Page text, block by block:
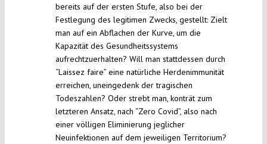
bereits auf der ersten Stufe, also bei der
Festlegung des legitimen Zwecks, gestellt: Zielt
man auf ein Abflachen der Kurve, um die
Kapazität des Gesundheitssystems
aufrechtzuerhalten? Will man stattdessen durch
“Laissez faire” eine natürliche Herdenimmunität
erreichen, uneingedenk der tragischen
Todeszahlen? Oder strebt man, konträt zum
letzteren Ansatz, nach “Zero Covid”, also nach
einer völligen Eliminierung jeglicher
Neuinfektionen auf dem jeweiligen Territorium?